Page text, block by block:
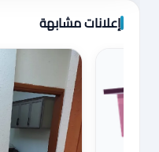
اضغط لتحميل الموقع
إعلانات مشابهة